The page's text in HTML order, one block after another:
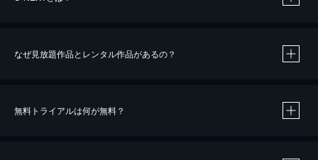
なぜ見放題作品とレンタル作品があるの？
無料トライアルは何が無料？